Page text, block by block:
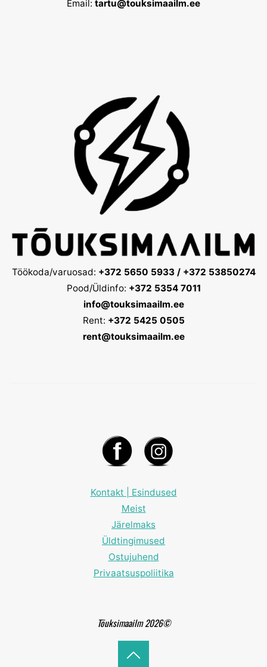
Email: tartu@touksimaailm.ee
Töökoda/varuosad: +372 5650 5933 / +372 53850274
Pood/Üldinfo: +372 5354 7011
info@touksimaailm.ee
Rent: +372 5425 0505
rent@touksimaailm.ee
Kontakt | Esindused
Meist
Järelmaks
Üldtingimused
Ostujuhend
Privaatsuspoliitika
Tõuksimaailm 2026©